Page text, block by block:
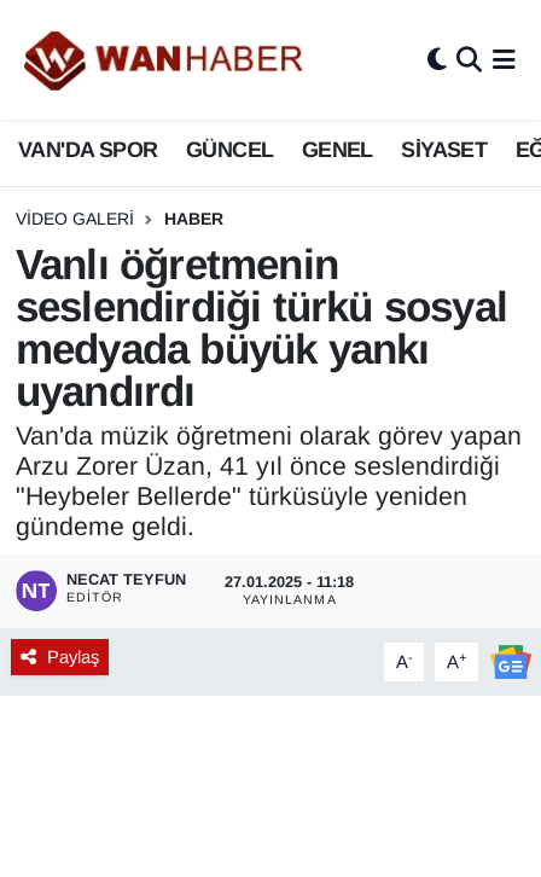
VAN'DA SPOR GÜNCEL GENEL SİYASET
VIDEO GALERI HABER
Vanlı öğretmenin
seslendirdiği türkü sosyal
medyada büyük yankı
uyandırdı
Van'da müzik öğretmeni olarak görev yapan
Arzu Zorer Üzan, 41 yıl önce seslendirdiği
"Heybeler Bellerde" türküsüyle yeniden
gündeme geldi.
NECAT TEYFUN
EDITÖR
27.01.2025 - 11:18
YAYINLANMA
Paylaş A- A+
3.SAYFA
ASAYİŞ
BİLİM VE TEKNOLOJİ
Biyografi
Bölge Haberleri
ÇEVRE
Deprem
Dernekler, Odalar
Diğer
DÜNYA
Van Nöbetçi Eczaneler
Van Hava Durumu
Van Namaz Vakitleri
Van Trafik Yoğunluk Haritası
Süper Lig Puan Durumu ve Fikstür
Tüm Manşetler
Son Dakika Haberleri
Haber Arşivi